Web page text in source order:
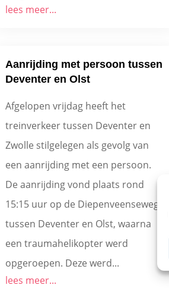
lees meer...
Aanrijding met persoon tussen
Deventer en Olst
Afgelopen vrijdag heeft het
treinverkeer tussen Deventer en
Zwolle stilgelegen als gevolg van
een aanrijding met een persoon.
De aanrijding vond plaats rond
15:15 uur op de Diepenveenseweg
tussen Deventer en Olst, waarna
een traumahelikopter werd
opgeroepen. Deze werd...
lees meer...